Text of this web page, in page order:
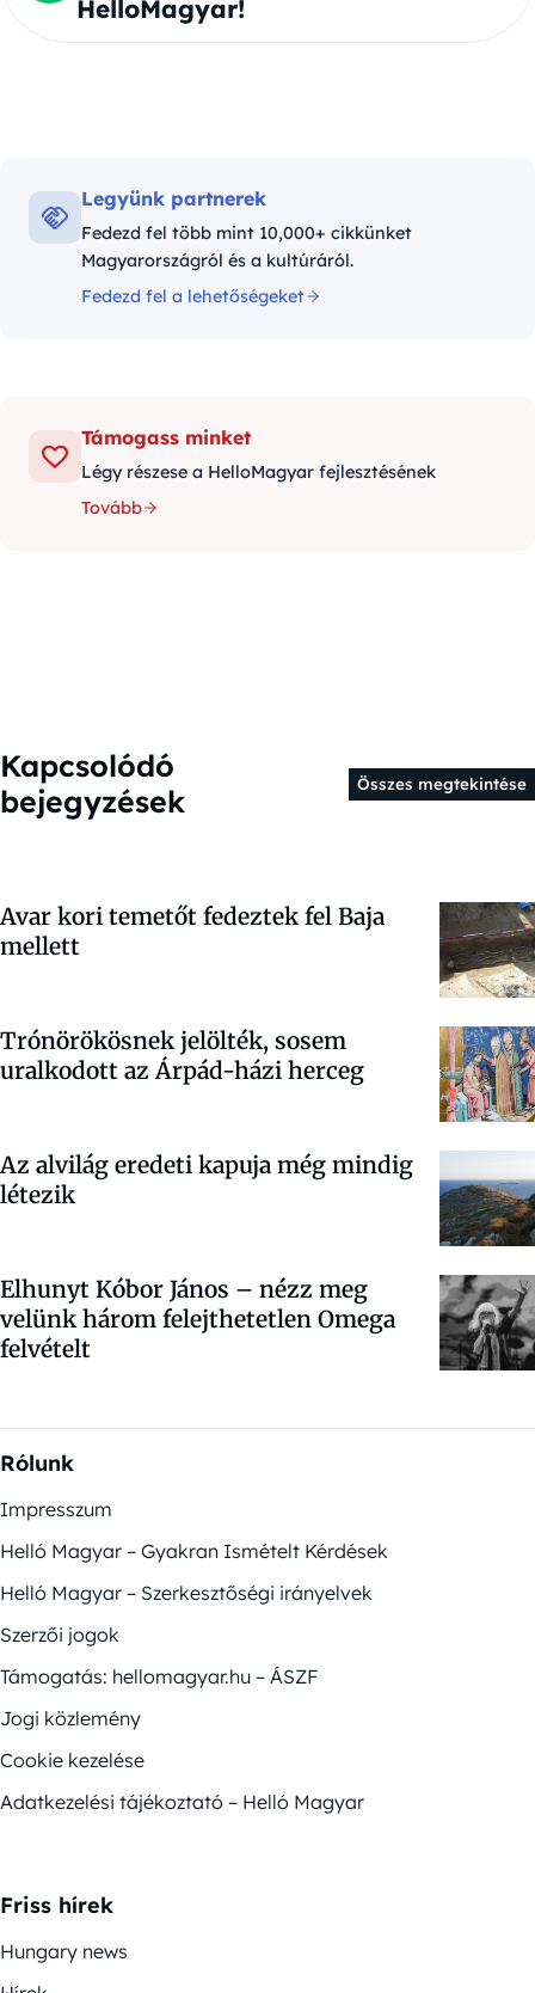
HelloMagyar!
Legyünk partnerek
Fedezd fel több mint 10,000+ cikkünket
Magyarországról és a kultúráról.
Fedezd fel a lehetőségeket
Támogass minket
Légy részese a HelloMagyar fejlesztésének
Tovább
Kapcsolódó
bejegyzések
Összes megtekintése
Avar kori temetőt fedeztek fel Baja
mellett
Trónörökösnek jelölték, sosem
uralkodott az Árpád-házi herceg
Az alvilág eredeti kapuja még mindig
létezik
Elhunyt Kóbor János – nézz meg
velünk három felejthetetlen Omega
felvételt
Rólunk
Impresszum
Helló Magyar – Gyakran Ismételt Kérdések
Helló Magyar – Szerkesztőségi irányelvek
Szerzői jogok
Támogatás: hellomagyar.hu – ÁSZF
Jogi közlemény
Cookie kezelése
Adatkezelési tájékoztató – Helló Magyar
Friss hírek
Hungary news